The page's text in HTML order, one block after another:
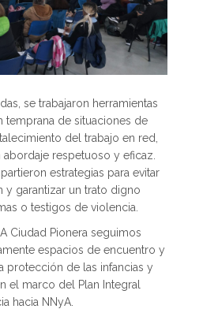
se trabajaron herramientas
temprana de situaciones de
del trabajo en red,
respetuoso y eficaz.
estrategias para evitar
y garantizar un trato digno
o testigos de violencia.
Ciudad Pionera seguimos
espacios de encuentro y
protección de las infancias y
el marco del Plan Integral
hacia NNyA.